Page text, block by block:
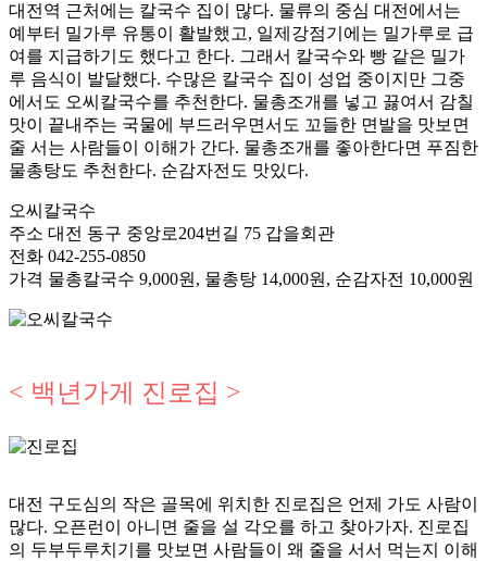
대전역 근처에는 칼국수 집이 많다. 물류의 중심 대전에서는
예부터 밀가루 유통이 활발했고, 일제강점기에는 밀가루로 급
여를 지급하기도 했다고 한다. 그래서 칼국수와 빵 같은 밀가
루 음식이 발달했다. 수많은 칼국수 집이 성업 중이지만 그중
에서도 오씨칼국수를 추천한다. 물총조개를 넣고 끓여서 감칠
맛이 끝내주는 국물에 부드러우면서도 꼬들한 면발을 맛보면
줄 서는 사람들이 이해가 간다. 물총조개를 좋아한다면 푸짐한
물총탕도 추천한다. 순감자전도 맛있다.
오씨칼국수
주소 대전 동구 중앙로204번길 75 갑을회관
전화 042-255-0850
가격 물총칼국수 9,000원, 물총탕 14,000원, 순감자전 10,000원
< 백년가게 진로집 >
대전 구도심의 작은 골목에 위치한 진로집은 언제 가도 사람이
많다. 오픈런이 아니면 줄을 설 각오를 하고 찾아가자. 진로집
의 두부두루치기를 맛보면 사람들이 왜 줄을 서서 먹는지 이해